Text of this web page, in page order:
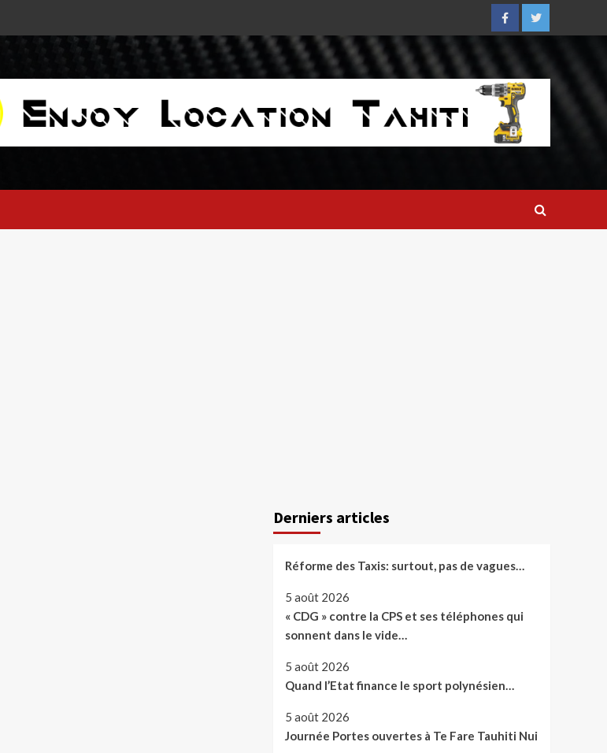
FacebookTwitter
Derniers articles
Réforme des Taxis: surtout, pas de vagues…
5 août 2026
« CDG » contre la CPS et ses téléphones qui
sonnent dans le vide…
5 août 2026
Quand l’Etat finance le sport polynésien…
5 août 2026
Journée Portes ouvertes à Te Fare Tauhiti Nui